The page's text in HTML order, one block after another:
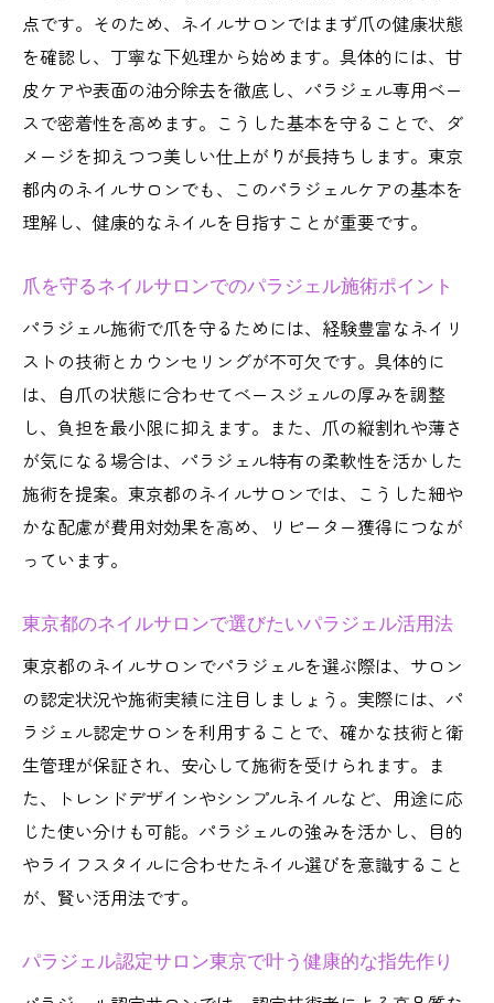
点です。そのため、ネイルサロンではまず爪の健康状態
を確認し、丁寧な下処理から始めます。具体的には、甘
皮ケアや表面の油分除去を徹底し、パラジェル専用ベー
スで密着性を高めます。こうした基本を守ることで、ダ
メージを抑えつつ美しい仕上がりが長持ちします。東京
都内のネイルサロンでも、このパラジェルケアの基本を
理解し、健康的なネイルを目指すことが重要です。
爪を守るネイルサロンでのパラジェル施術ポイント
パラジェル施術で爪を守るためには、経験豊富なネイリ
ストの技術とカウンセリングが不可欠です。具体的に
は、自爪の状態に合わせてベースジェルの厚みを調整
し、負担を最小限に抑えます。また、爪の縦割れや薄さ
が気になる場合は、パラジェル特有の柔軟性を活かした
施術を提案。東京都のネイルサロンでは、こうした細や
かな配慮が費用対効果を高め、リピーター獲得につなが
っています。
東京都のネイルサロンで選びたいパラジェル活用法
東京都のネイルサロンでパラジェルを選ぶ際は、サロン
の認定状況や施術実績に注目しましょう。実際には、パ
ラジェル認定サロンを利用することで、確かな技術と衛
生管理が保証され、安心して施術を受けられます。ま
た、トレンドデザインやシンプルネイルなど、用途に応
じた使い分けも可能。パラジェルの強みを活かし、目的
やライフスタイルに合わせたネイル選びを意識すること
が、賢い活用法です。
パラジェル認定サロン東京で叶う健康的な指先作り